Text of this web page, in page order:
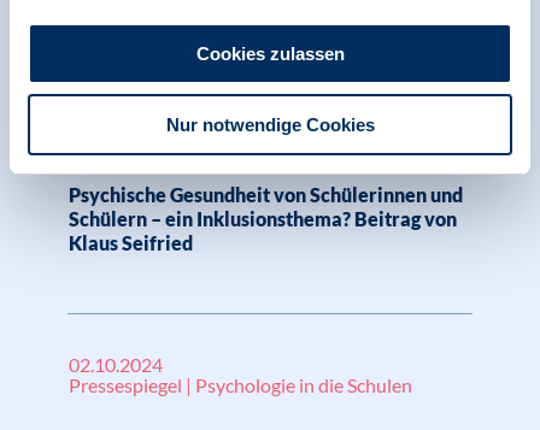
Cookies zulassen
Nur notwendige Cookies
Psychologie in die Schulen | SK Schulpsychologie
Psychische Gesundheit von Schülerinnen und
Schülern – ein Inklusionsthema? Beitrag von
Klaus Seifried
02.10.2024
Pressespiegel | Psychologie in die Schulen